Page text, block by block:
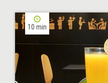
10 min